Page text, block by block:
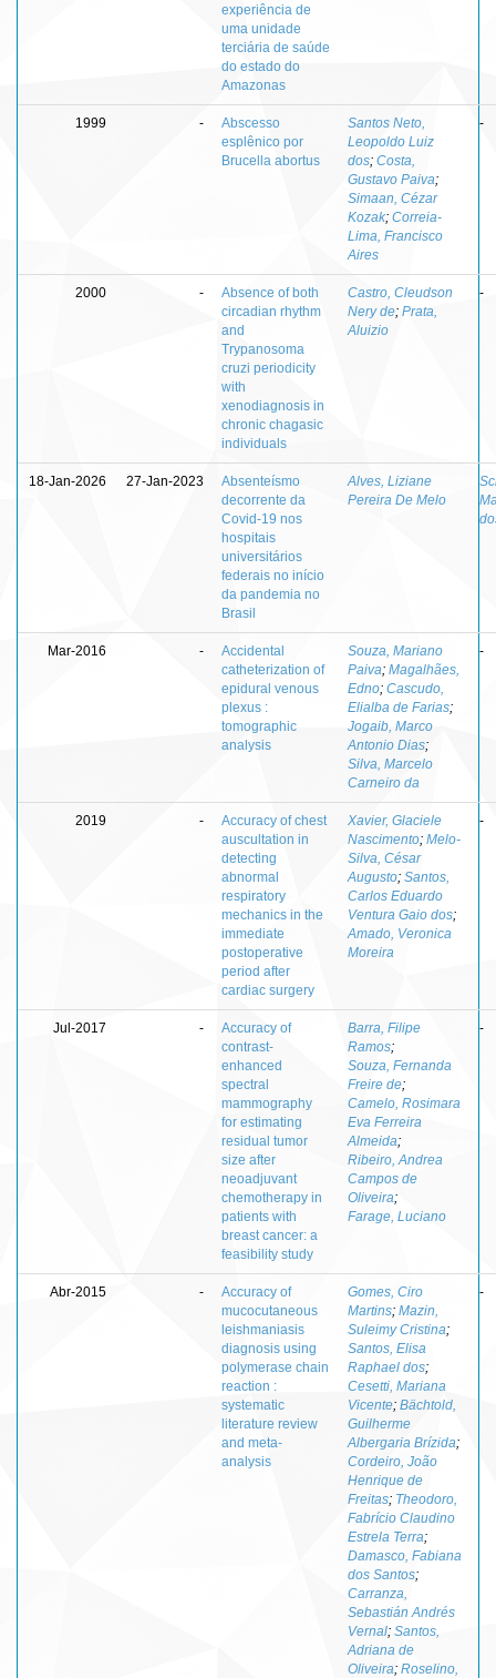
experiência de
uma unidade
terciária de saúde
do estado do
Amazonas
1999 -
Abscesso
esplênico por
Brucella abortus
Santos Neto,
Leopoldo Luiz
dos; Costa,
Gustavo Paiva;
Simaan, Cézar
Kozak; Correia-
Lima, Francisco
Aires
-
2000 -
Absence of both
circadian rhythm
and
Trypanosoma
cruzi periodicity
with
xenodiagnosis in
chronic chagasic
individuals
Castro, Cleudson
Nery de; Prata,
Aluizio
-
18-Jan-2026 27-Jan-2023
Absenteísmo
decorrente da
Covid-19 nos
hospitais
universitários
federais no início
da pandemia no
Brasil
Alves, Liziane
Pereira De Melo
Mar-2016 -
Accidental
catheterization of
epidural venous
plexus :
tomographic
analysis
Souza, Mariano
Paiva; Magalhães,
Edno; Cascudo,
Elialba de Farias;
Jogaib, Marco
Antonio Dias;
Silva, Marcelo
Carneiro da
-
2019 -
Accuracy of chest
auscultation in
detecting
abnormal
respiratory
mechanics in the
immediate
postoperative
period after
cardiac surgery
Xavier, Glaciele
Nascimento; Melo-
Silva, César
Augusto; Santos,
Carlos Eduardo
Ventura Gaio dos;
Amado, Veronica
Moreira
-
Jul-2017 -
Accuracy of
contrast-
enhanced
spectral
mammography
for estimating
residual tumor
size after
neoadjuvant
chemotherapy in
patients with
breast cancer: a
feasibility study
Barra, Filipe
Ramos;
Souza, Fernanda
Freire de;
Camelo, Rosimara
Eva Ferreira
Almeida;
Ribeiro, Andrea
Campos de
Oliveira;
Farage, Luciano
-
Abr-2015 -
Accuracy of
mucocutaneous
leishmaniasis
diagnosis using
polymerase chain
reaction :
systematic
literature review
and meta-
analysis
Gomes, Ciro
Martins; Mazin,
Suleimy Cristina;
Santos, Elisa
Raphael dos;
Cesetti, Mariana
Vicente; Bächtold,
Guilherme
Albergaria Brízida;
Cordeiro, João
Henrique de
Freitas; Theodoro,
Fabrício Claudino
Estrela Terra;
Damasco, Fabiana
dos Santos;
Carranza,
Sebastián Andrés
Vernal; Santos,
Adriana de
Oliveira; Roselino,
-